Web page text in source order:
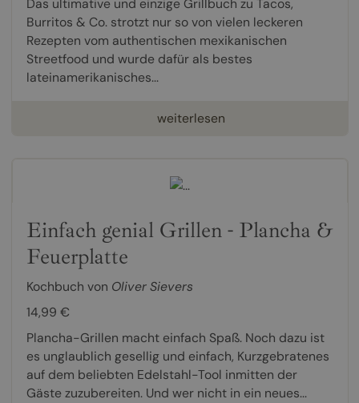
Das ultimative und einzige Grillbuch zu Tacos,
Burritos & Co. strotzt nur so von vielen leckeren
Rezepten vom authentischen mexikanischen
Streetfood und wurde dafür als bestes
lateinamerikanisches...
weiterlesen
Einfach genial Grillen - Plancha &
Feuerplatte
Kochbuch von Oliver Sievers
14,99 €
Plancha-Grillen macht einfach Spaß. Noch dazu ist
es unglaublich gesellig und einfach, Kurzgebratenes
auf dem beliebten Edelstahl-Tool inmitten der
Gäste zuzubereiten. Und wer nicht in ein neues...